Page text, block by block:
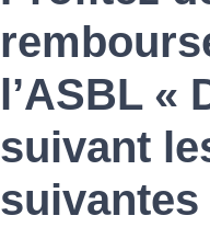
l’ASBL «
suivant
suivantes